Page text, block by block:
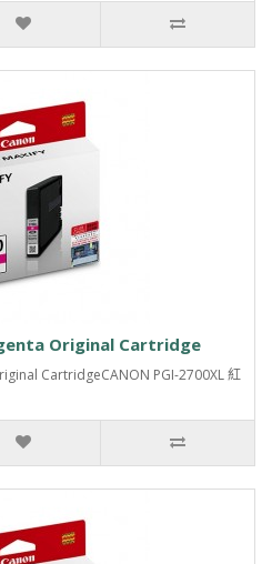
Original Cartridge
CartridgeCANON PGI-2700XL 紅